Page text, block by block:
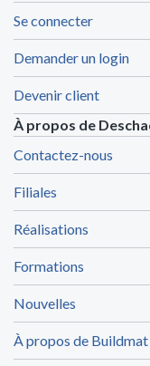
Se connecter
Demander un login
Devenir client
À propos de
Contactez-nous
Filiales
Réalisations
Formations
Nouvelles
À propos de Buildmat